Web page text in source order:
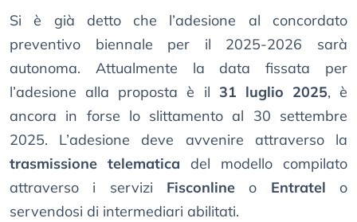
Si è già detto che l’adesione al concordato
preventivo biennale per il 2025-2026 sarà
autonoma. Attualmente la data fissata per
l’adesione alla proposta è il 31 luglio 2025, è
ancora in forse lo slittamento al 30 settembre
2025. L’adesione deve avvenire attraverso la
trasmissione telematica del modello compilato
attraverso i servizi Fisconline o Entratel o
servendosi di intermediari abilitati.